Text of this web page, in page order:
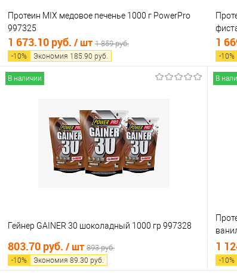
Протеин MIX медовое печенье 1000 г PowerPro
997325
1 673.10 руб. / шт 1 859 руб.
-10% Экономия 185.90 руб.
Купить в 1 клик
Сравнение
В избранное
В наличии
1
-10%
В наличии
Гейнер GAINER 30 шоколадный 1000 гр 997328
803.70 руб. / шт 893 руб.
-10% Экономия 89.30 руб.
В
1
-10%